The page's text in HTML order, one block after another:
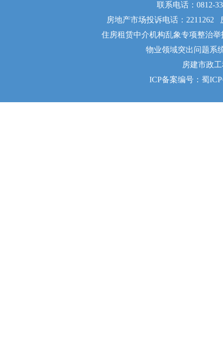
联系电话：0812-
房地产市场投诉电话：2211262
住房租赁中介机构乱象专项整治
物业领域突出问题系
房建市政
ICP备案编号：蜀